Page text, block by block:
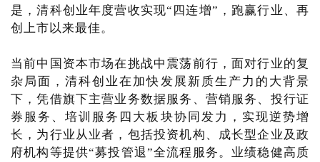
是，清科创业年度营收实现“四连增”，跑赢行业、再
创上市以来最佳。
当前中国资本市场在挑战中震荡前行，面对行业的复
杂局面，清科创业在加快发展新质生产力的大背景
下，凭借旗下主营业务数据服务、营销服务、投行证
券服务、培训服务四大板块协同发力，实现逆势增
长，为行业从业者，包括投资机构、成长型企业及政
府机构等提供“募投管退”全流程服务。业绩稳健高质